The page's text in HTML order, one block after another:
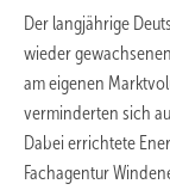
Der langjährige
wieder
am eigenen
verminderten sich
Dabei errichtete
Fachagentur